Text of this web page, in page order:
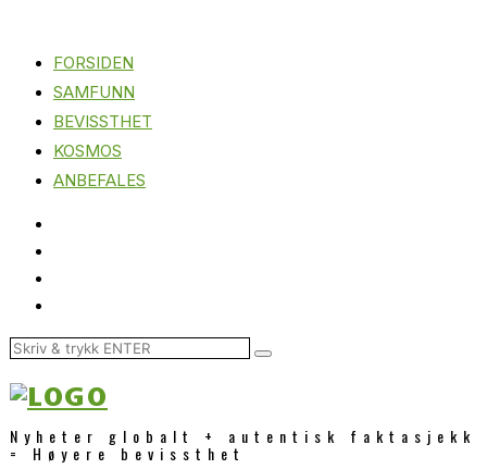
FORSIDEN
SAMFUNN
BEVISSTHET
KOSMOS
ANBEFALES
Nyheter globalt + autentisk faktasjekk
= Høyere bevissthet